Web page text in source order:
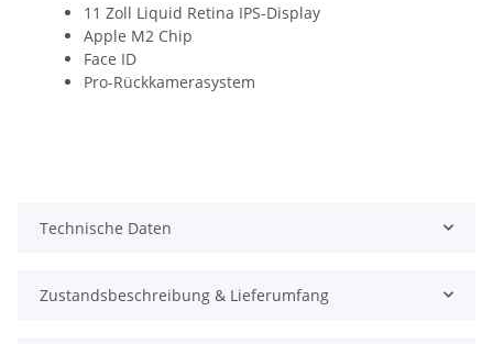
11 Zoll Liquid Retina IPS-Display
Apple M2 Chip
Face ID
Pro-Rückkamerasystem
Technische Daten
Zustandsbeschreibung & Lieferumfang